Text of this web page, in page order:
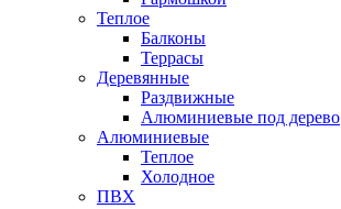
Теплое
Балконы
Террасы
Деревянные
Раздвижные
Алюминиевые под дерево
Алюминиевые
Теплое
Холодное
ПВХ